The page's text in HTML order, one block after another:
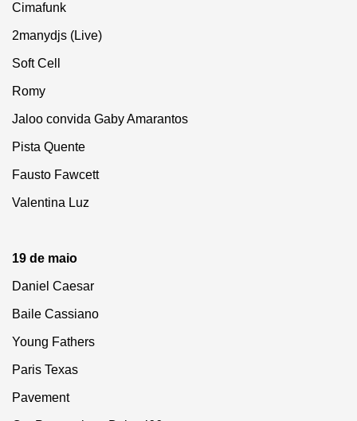
Cimafunk
2manydjs (Live)
Soft Cell
Romy
Jaloo convida Gaby Amarantos
Pista Quente
Fausto Fawcett
Valentina Luz
19 de maio
Daniel Caesar
Baile Cassiano
Young Fathers
Paris Texas
Pavement